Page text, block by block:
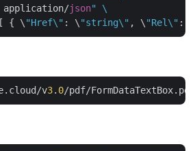
application/json" \
{ \ "Href\" : \ "string\" , \ "Rel\" : \
v3. 0/pdf/